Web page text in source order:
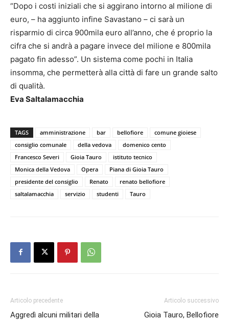
“Dopo i costi iniziali che si aggirano intorno al milione di
euro, – ha aggiunto infine Savastano – ci sarà un
risparmio di circa 900mila euro all’anno, che é proprio la
cifra che si andrà a pagare invece del milione e 800mila
pagato fin adesso”. Un sistema come pochi in Italia
insomma, che permetterà alla città di fare un grande salto
di qualità.
Eva Saltalamacchia
TAGS amministrazione bar bellofiore
comune gioiese
consiglio comunale
della vedova
domenico cento
Francesco Severi
Gioia Tauro
istituto tecnico
Monica della Vedova
Opera
Piana di Gioia Tauro
presidente del consiglio
Renato
renato bellofiore
saltalamacchia
servizio studenti Tauro
Articolo precedente
Aggredì alcuni militari della
Articolo successivo
Gioia Tauro, Bellofiore